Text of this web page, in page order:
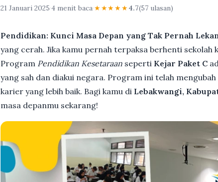
21 Januari 2025·4 menit baca·★★★★★4.7(57 ulasan)
Pendidikan: Kunci Masa Depan yang Tak Pernah
yang cerah. Jika kamu pernah terpaksa berhenti
Program Pendidikan Kesetaraan seperti Kejar Paket C
yang sah dan diakui negara. Program ini telah
karier yang lebih baik. Bagi kamu di Lebakwangi,
masa depanmu sekarang!